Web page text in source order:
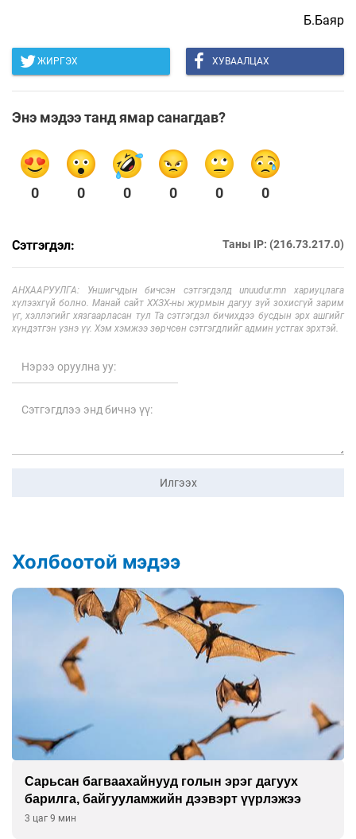
Б.Баяр
ЖИРГЭХ ХУВААЛЦАХ
Энэ мэдээ танд ямар санагдав?
0 0 0 0 0 0
Сэтгэгдэл: Таны IP: (216.73.217.0)
АНХААРУУЛГА: Уншигчдын бичсэн сэтгэгдэлд unuudur.mn хариуцлага
хүлээхгүй болно. Манай сайт ХХЗХ-ны журмын дагуу зүй зохисгүй зарим
үг, хэллэгийг хязгаарласан тул Та сэтгэгдэл бичихдээ бусдын эрх ашгийг
хүндэтгэн үзнэ үү. Хэм хэмжээ зөрчсөн сэтгэгдлийг админ устгах эрхтэй.
Илгээх
Холбоотой мэдээ
Сарьсан багваахайнууд голын эрэг дагуух
барилга, байгууламжийн дээвэрт үүрлэжээ
3 цаг 9 мин